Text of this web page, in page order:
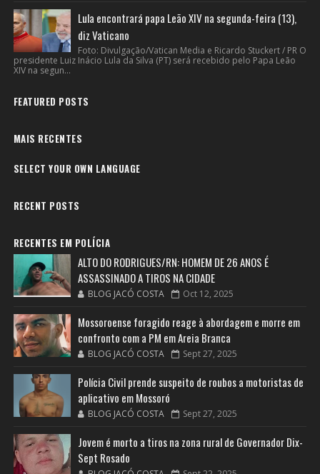
Lula encontrará papa Leão XIV na segunda-feira (13),
diz Vaticano
Foto: Divulgação/Vatican Media e Ricardo Stuckert / PR O
presidente Luiz Inácio Lula da Silva (PT) será recebido pelo Papa Leão
XIV na segun...
FEATURED POSTS
MAIS RECENTES
SELECT YOUR OWN LANGUAGE
RECENT POSTS
RECENTES EM POLÍCIA
ALTO DO RODRIGUES/RN: HOMEM DE 26 ANOS É
ASSASSINADO A TIROS NA CIDADE
BLOG JACÓ COSTA Oct 12, 2025
Mossoroense foragido reage à abordagem e morre em
confronto com a PM em Areia Branca
BLOG JACÓ COSTA Sept 27, 2025
Polícia Civil prende suspeito de roubos a motoristas de
aplicativo em Mossoró
BLOG JACÓ COSTA Sept 27, 2025
Jovem é morto a tiros na zona rural de Governador Dix-
Sept Rosado